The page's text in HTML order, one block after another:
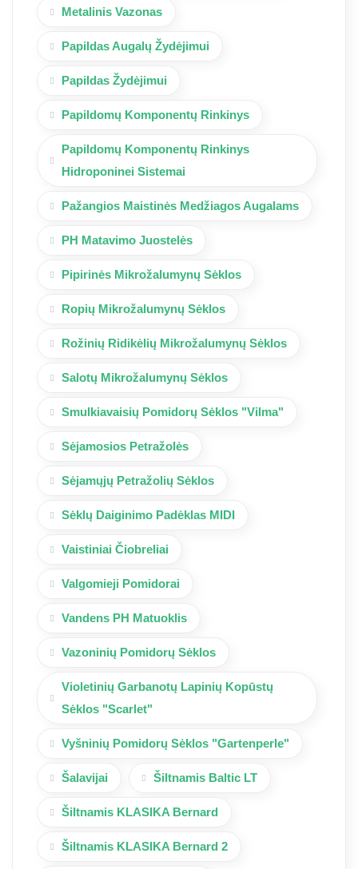
Metalinis Vazonas
Papildas Augalų Žydėjimui
Papildas Žydėjimui
Papildomų Komponentų Rinkinys
Papildomų Komponentų Rinkinys
Hidroponinei Sistemai
Pažangios Maistinės Medžiagos Augalams
PH Matavimo Juostelės
Pipirinės Mikrožalumynų Sėklos
Ropių Mikrožalumynų Sėklos
Rožinių Ridikėlių Mikrožalumynų Sėklos
Salotų Mikrožalumynų Sėklos
Smulkiavaisių Pomidorų Sėklos "Vilma"
Sėjamosios Petražolės
Sėjamųjų Petražolių Sėklos
Sėklų Daiginimo Padėklas MIDI
Vaistiniai Čiobreliai
Valgomieji Pomidorai
Vandens PH Matuoklis
Vazoninių Pomidorų Sėklos
Violetinių Garbanotų Lapinių Kopūstų
Sėklos "Scarlet"
Vyšninių Pomidorų Sėklos "Gartenperle"
Šalavijai Šiltnamis Baltic LT
Šiltnamis KLASIKA Bernard
Šiltnamis KLASIKA Bernard 2